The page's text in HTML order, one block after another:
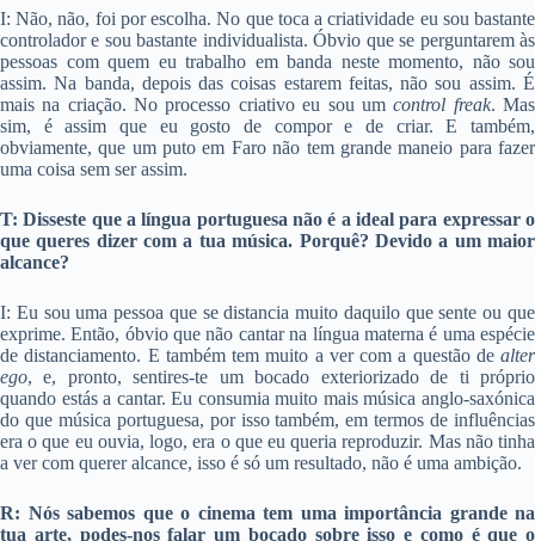
I: Não, não, foi por escolha. No que toca a criatividade eu sou bastante
controlador e sou bastante individualista. Óbvio que se perguntarem às
pessoas com quem eu trabalho em banda neste momento, não sou
assim. Na banda, depois das coisas estarem feitas, não sou assim. É
mais na criação. No processo criativo eu sou umcontrol freak. Mas
sim, é assim que eu gosto de compor e de criar. E também,
obviamente, que um puto em Faro não tem grande maneio para fazer
uma coisa sem ser assim.
T: Disseste que a língua portuguesa não é a ideal para expressar o
que queres dizer com a tua música. Porquê? Devido a um maior
alcance?
I: Eu sou uma pessoa que se distancia muito daquilo que sente ou que
exprime. Então, óbvio que não cantar na língua materna é uma espécie
de distanciamento. E também tem muito a ver com a questão de alter
ego, e, pronto, sentires-te um bocado exteriorizado de ti próprio
quando estás a cantar. Eu consumia muito mais música anglo-saxónica
do que música portuguesa, por isso também, em termos de influências
era o que eu ouvia, logo, era o que eu queria reproduzir. Mas não tinha
a ver com querer alcance, isso é só um resultado, não é uma ambição.
R: Nós sabemos que o cinema tem uma importância grande na
tua arte, podes-nos falar um bocado sobre isso e como é que o